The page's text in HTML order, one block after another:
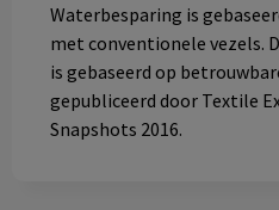
Waterbesparing is
met conventionele vezels.
is gebaseerd op
gepubliceerd door Textile
Snapshots 2016.